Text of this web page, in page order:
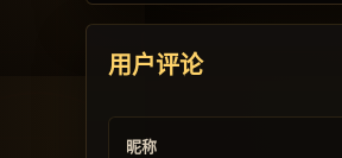
用户评论
昵称